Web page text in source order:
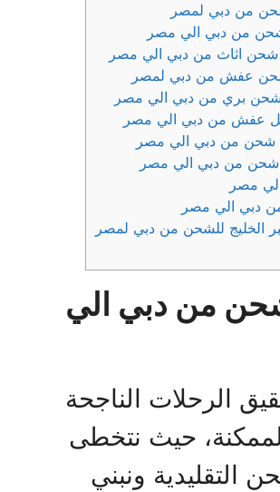
من دبي لمصر
من دبي الي مصر
اثاث من دبي الي مصر
عفش من دبي لمصر
بري من دبي الي مصر
عفش من دبي الي مصر
شحن من دبي الي مصر
من دبي الي مصر
مصر
دبي الي مصر
الخليج للشحن من دبي لمصر
من دبي الي
الرحلات الناجحة
حيث نتخطى
التقليدية ونبني